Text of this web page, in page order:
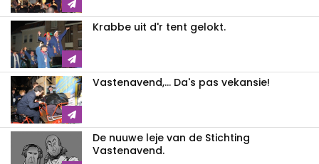
Krabbe uit d'r tent gelokt.
Vastenavend,... Da's pas vekansie!
De nuuwe leje van de Stichting
Vastenavend.